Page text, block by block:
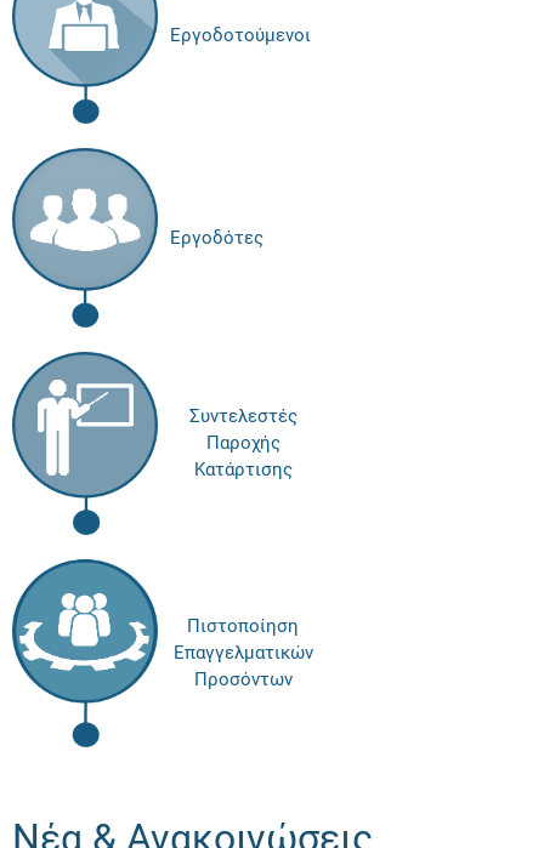
Εργοδοτούμενοι
Εργοδότες
Συντελεστές
Παροχής
Κατάρτισης
Πιστοποίηση
Επαγγελματικών
Προσόντων
Νέα & Ανακοινώσεις